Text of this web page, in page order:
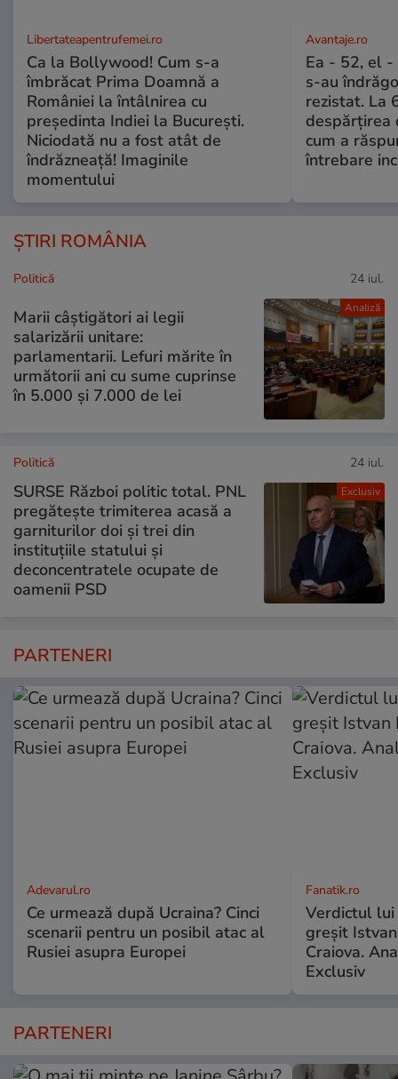
Libertateapentrufemei.ro
Ca la Bollywood! Cum s-a
îmbrăcat Prima Doamnă a
României la întâlnirea cu
președinta Indiei la București.
Niciodată nu a fost atât de
îndrăzneață! Imaginile
momentului
Avantaje.ro
Ea - 52, el -
s-au
rezistat. La
despărțirea
cum a
întrebare
ȘTIRI ROMÂNIA
Analiză
Politică 24 iul.
Marii câștigători ai legii
salarizării unitare:
parlamentarii. Lefuri mărite în
următorii ani cu sume cuprinse
în 5.000 și 7.000 de lei
Exclusiv
Politică 24 iul.
SURSE Război politic total. PNL
pregătește trimiterea acasă a
garniturilor doi și trei din
instituțiile statului și
deconcentratele ocupate de
oamenii PSD
PARTENERI
Adevarul.ro
Ce urmează după Ucraina? Cinci
scenarii pentru un posibil atac al
Rusiei asupra Europei
Fanatik.ro
Verdictul lui
greșit
Craiova.
Exclusiv
PARTENERI